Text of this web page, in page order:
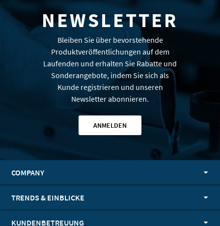
NEWSLETTER
Bleiben Sie über bevorstehende
Produktveröffentlichungen auf dem
Laufenden und erhalten Sie Rabatte und
Sonderangebote, indem Sie sich als
Kunde registrieren und unseren
Newsletter abonnieren.
ANMELDEN
COMPANY
TRENDS & EINBLICKE
KUNDENBETREUUNG